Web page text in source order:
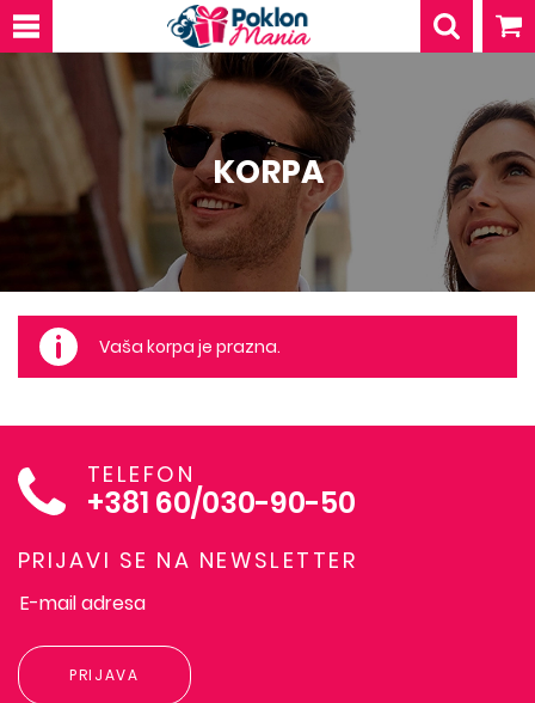
KORPA
Vaša korpa je prazna.
TELEFON
+381 60/030-90-50
PRIJAVI SE NA NEWSLETTER
PRIJAVA